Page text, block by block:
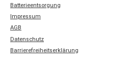
Batterieentsorgung
Impressum
AGB
Datenschutz
Barrierefreiheitserklärung